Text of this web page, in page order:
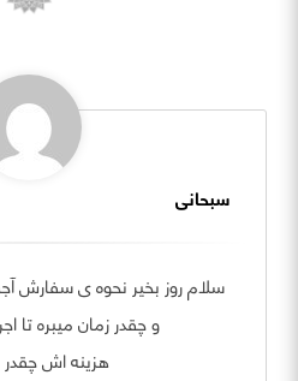
سبحانی
سلام روز بخیر نحوه ی
و چقدر زمان میبره تا
هزینه اش